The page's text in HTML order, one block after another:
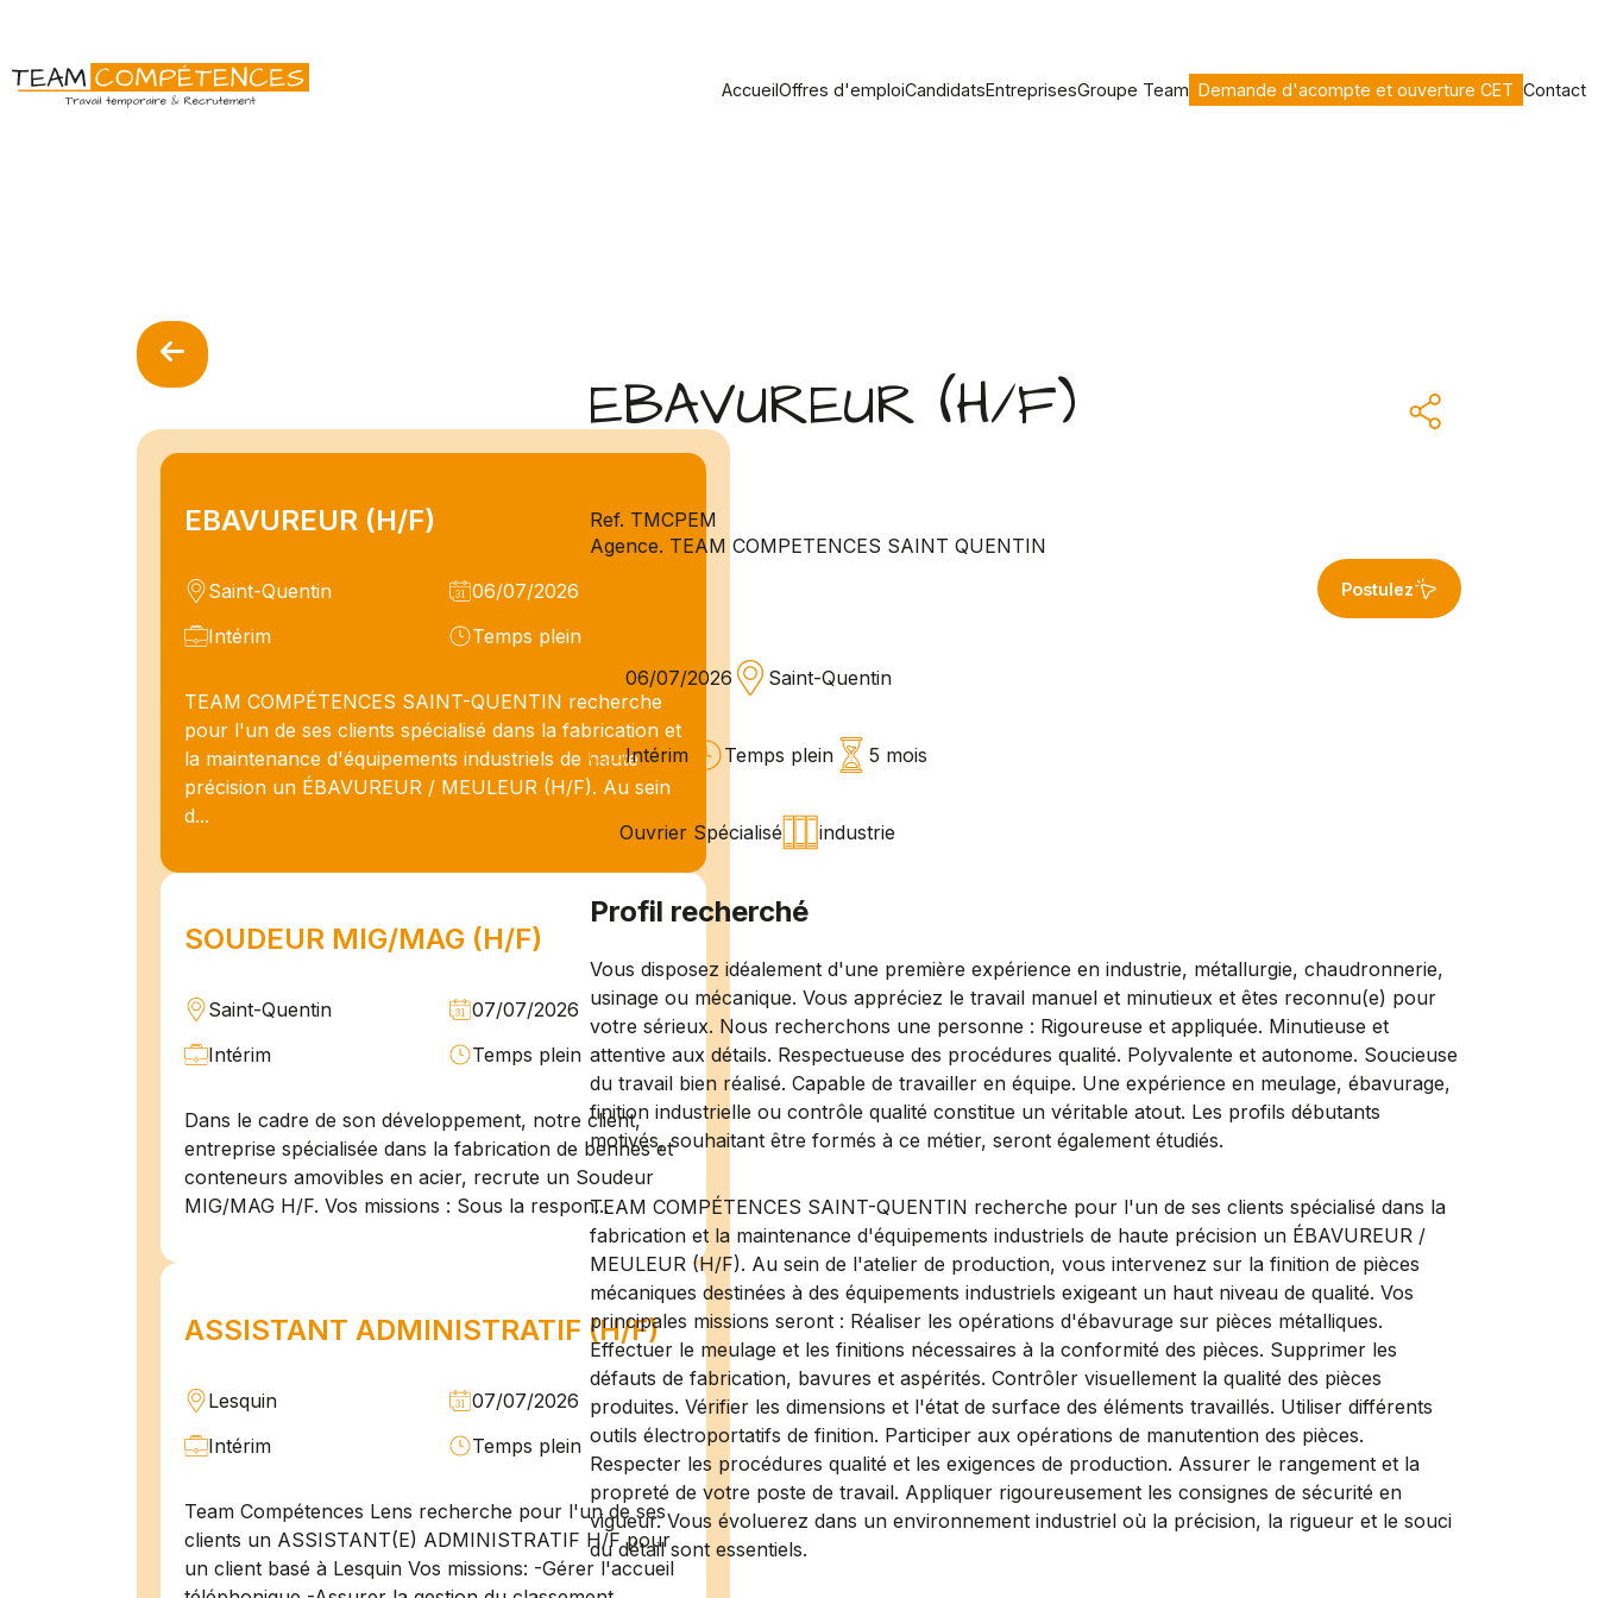
AccueilOffres d'emploiCandidatsEntreprisesGroupe Team Demande d'acompte et ouverture CET Contact
EBAVUREUR (H/F)
Saint-Quentin
06/07/2026
Intérim
Temps plein
TEAM COMPÉTENCES SAINT-QUENTIN recherche
pour l'un de ses clients spécialisé dans la fabrication et
la maintenance d'équipements industriels de haute
précision un ÉBAVUREUR / MEULEUR (H/F). Au sein
d...
SOUDEUR MIG/MAG (H/F)
Saint-Quentin
07/07/2026
Intérim
Temps plein
Dans le cadre de son développement, notre client,
entreprise spécialisée dans la fabrication de bennes et
conteneurs amovibles en acier, recrute un Soudeur
MIG/MAG H/F. Vos missions : Sous la respon...
ASSISTANT ADMINISTRATIF (H/F)
Lesquin
07/07/2026
Intérim
Temps plein
Team Compétences Lens recherche pour l'un de ses
clients un ASSISTANT(E) ADMINISTRATIF H/F pour
un client basé à Lesquin Vos missions: -Gérer l'accueil
EBAVUREUR (H/F)
Ref. TMCPEM
Agence. TEAM COMPETENCES SAINT QUENTIN
Postulez
06/07/2026 Saint-Quentin
Intérim Temps plein 5 mois
Ouvrier Spécialisé industrie
Profil recherché
Vous disposez idéalement d'une première expérience en industrie, métallurgie, chaudronnerie,
usinage ou mécanique. Vous appréciez le travail manuel et minutieux et êtes reconnu(e) pour
votre sérieux. Nous recherchons une personne : Rigoureuse et appliquée. Minutieuse et
attentive aux détails. Respectueuse des procédures qualité. Polyvalente et autonome. Soucieuse
du travail bien réalisé. Capable de travailler en équipe. Une expérience en meulage, ébavurage,
finition industrielle ou contrôle qualité constitue un véritable atout. Les profils débutants
motivés, souhaitant être formés à ce métier, seront également étudiés.
TEAM COMPÉTENCES SAINT-QUENTIN recherche pour l'un de ses clients spécialisé dans la
fabrication et la maintenance d'équipements industriels de haute précision un ÉBAVUREUR /
MEULEUR (H/F). Au sein de l'atelier de production, vous intervenez sur la finition de pièces
mécaniques destinées à des équipements industriels exigeant un haut niveau de qualité. Vos
principales missions seront : Réaliser les opérations d'ébavurage sur pièces métalliques.
Effectuer le meulage et les finitions nécessaires à la conformité des pièces. Supprimer les
défauts de fabrication, bavures et aspérités. Contrôler visuellement la qualité des pièces
produites. Vérifier les dimensions et l'état de surface des éléments travaillés. Utiliser différents
outils électroportatifs de finition. Participer aux opérations de manutention des pièces.
Respecter les procédures qualité et les exigences de production. Assurer le rangement et la
propreté de votre poste de travail. Appliquer rigoureusement les consignes de sécurité en
vigueur. Vous évoluerez dans un environnement industriel où la précision, la rigueur et le souci
du détail sont essentiels.